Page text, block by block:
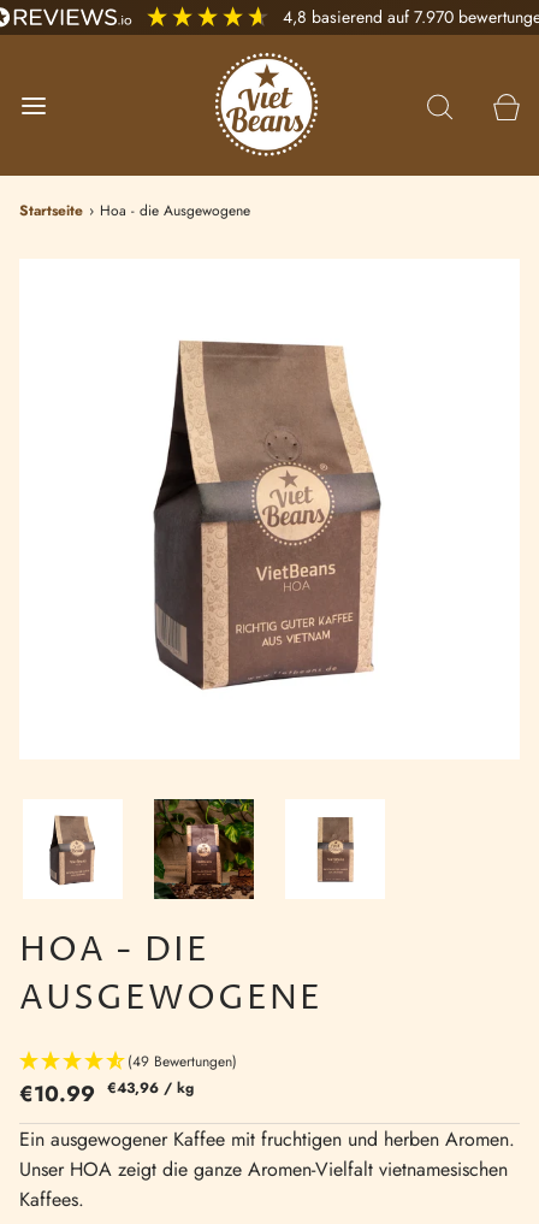
4,8 basierend auf 7.970
Startseite › Hoa - die Ausgewogene
HOA - DIE
AUSGEWOGENE
(49 Bewertungen)
€10.99 €43,96 / kg
Ein ausgewogener Kaffee mit fruchtigen und herben Aromen.
Unser HOA zeigt die ganze Aromen-Vielfalt vietnamesischen
Kaffees.